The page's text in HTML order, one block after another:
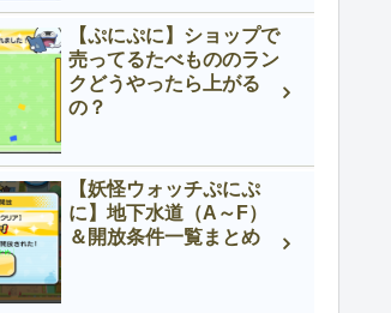
【ぷにぷに】ショップで
売ってるたべもののラン
クどうやったら上がる
の？
【妖怪ウォッチぷにぷ
に】地下水道（A～F）
＆開放条件一覧まとめ